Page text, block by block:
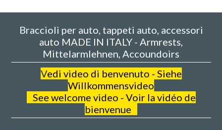
Braccioli per auto, tappeti auto, accessori
auto MADE IN ITALY - Armrests,
Mittelarmlehnen, Accoundoirs
Vedi video di benvenuto - Siehe
Willkommensvideo
See welcome video - Voir la vidéo de
bienvenue